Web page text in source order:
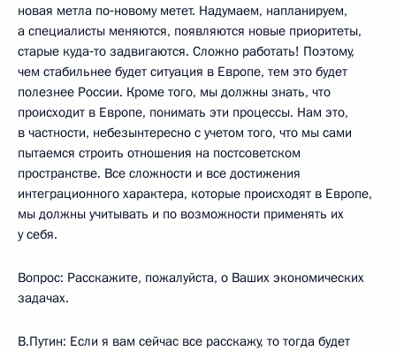
новая метла по‑новому метет. Надумаем, напланируем,
а специалисты меняются, появляются новые приоритеты,
старые куда‑то задвигаются. Сложно работать! Поэтому,
чем стабильнее будет ситуация в Европе, тем это будет
полезнее России. Кроме того, мы должны знать, что
происходит в Европе, понимать эти процессы. Нам это,
в частности, небезынтересно с учетом того, что мы сами
пытаемся строить отношения на постсоветском
пространстве. Все сложности и все достижения
интеграционного характера, которые происходят в Европе,
мы должны учитывать и по возможности применять их
у себя.
Вопрос: Расскажите, пожалуйста, о Ваших экономических
задачах.
В.Путин: Если я вам сейчас все расскажу, то тогда будет